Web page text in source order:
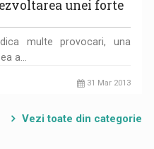
unei forte
multe provocari, una
a…
31 Mar 2013
Vezi toate din categorie